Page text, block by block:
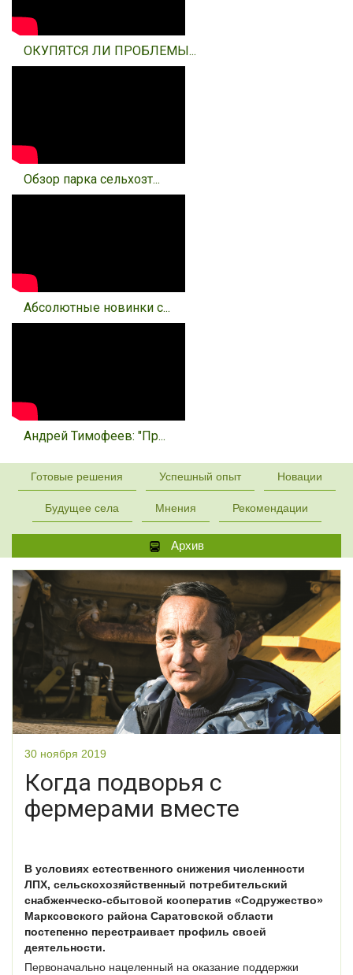
ОКУПЯТСЯ ЛИ ПРОБЛЕМЫ...
Обзор парка сельхозт...
Абсолютные новинки с...
Андрей Тимофеев: "Пр...
Готовые решения Успешный опыт Новации
Будущее села Мнения Рекомендации
Архив
30 ноября 2019
Когда подворья с
фермерами вместе
В условиях естественного снижения численности
ЛПХ, сельскохозяйственный потребительский
снабженческо-сбытовой кооператив «Содружество»
Марксовского района Саратовской области
постепенно перестраивает профиль своей
деятельности.
Первоначально нацеленный на оказание поддержки